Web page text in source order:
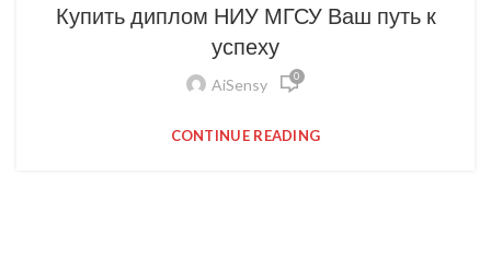
Купить диплом НИУ МГСУ Ваш путь к
успеху
AiSensy 0
CONTINUE READING